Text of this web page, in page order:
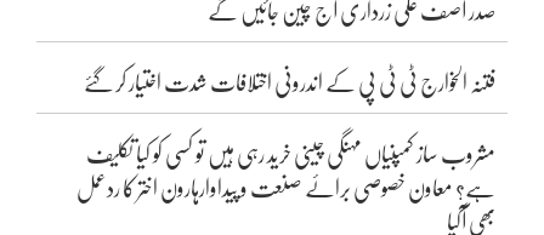
صدر آصف علی زرداری آج چین جائیں گے
فتنہ الخوارج ٹی ٹی پی کے اندرونی اختلافات شدت اختیار کر گئے
مشروب ساز کمپنیاں مہنگی چینی خرید رہی ہیں تو کسی کو کیا تکلیف
ہے؟ معاون خصوصی برائے صنعت و پیداوارہارون اختر کا ردعمل
بھی آگیا